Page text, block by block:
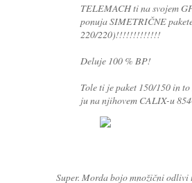
TELEMACH ti na svojem
ponuja SIMETRIČNE
220/220)!!!!!!!!!!!!!
Deluje 100 % BP!
Tole ti je paket 150/150 in
ju na njihovem CALIX-u
Super. Morda bojo množični odlivi